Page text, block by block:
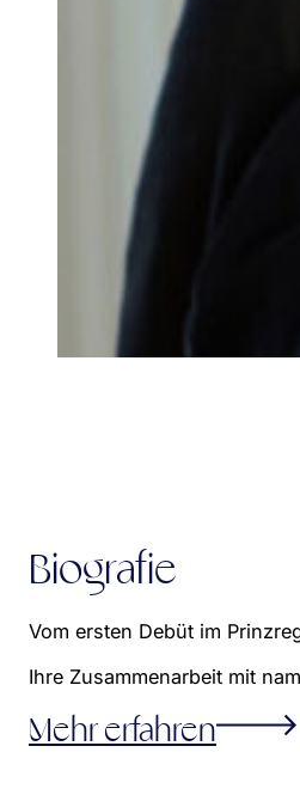
Biografie
Vom ersten Debüt im
Ihre Zusammenarbeit mit
Mehr erfahren